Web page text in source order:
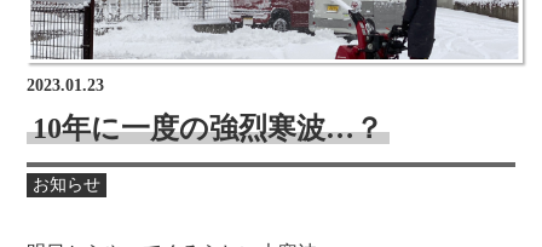
沿革
取り組み
自社PB製造販売事業
地域向け学生服販売
お知らせ
受賞歴
2023.01.23
10年に一度の強烈寒波…？
お知らせ